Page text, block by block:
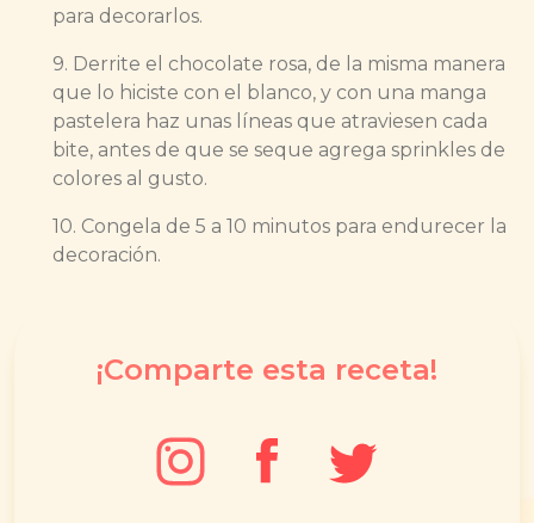
para decorarlos.
9. Derrite el chocolate rosa, de la misma manera
que lo hiciste con el blanco, y con una manga
pastelera haz unas líneas que atraviesen cada
bite, antes de que se seque agrega sprinkles de
colores al gusto.
10. Congela de 5 a 10 minutos para endurecer la
decoración.
¡Comparte esta receta!